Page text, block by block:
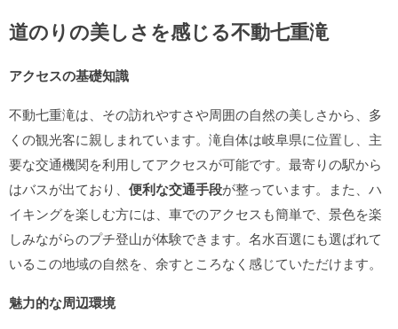
道のりの美しさを感じる不動七重滝
アクセスの基礎知識
不動七重滝は、その訪れやすさや周囲の自然の美しさから、多
くの観光客に親しまれています。滝自体は岐阜県に位置し、主
要な交通機関を利用してアクセスが可能です。最寄りの駅から
はバスが出ており、 便利な交通手段が整っています。また、ハ
イキングを楽しむ方には、車でのアクセスも簡単で、景色を楽
しみながらのプチ登山が体験できます。名水百選にも選ばれて
いるこの地域の自然を、余すところなく感じていただけます。
魅力的な周辺環境